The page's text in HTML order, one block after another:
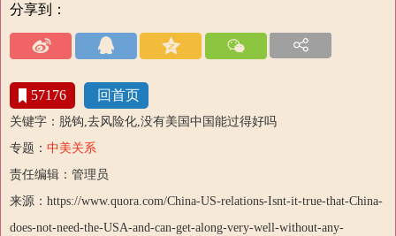
分享到：
57176 回首页
关键字：脱钩,去风险化,没有美国中国能过得好吗
专题： 中美关系
责任编辑：管理员
来源：https://www.quora.com/China-US-relations-Isnt-it-true-that-China-
does-not-need-the-USA-and-can-get-along-very-well-without-any-